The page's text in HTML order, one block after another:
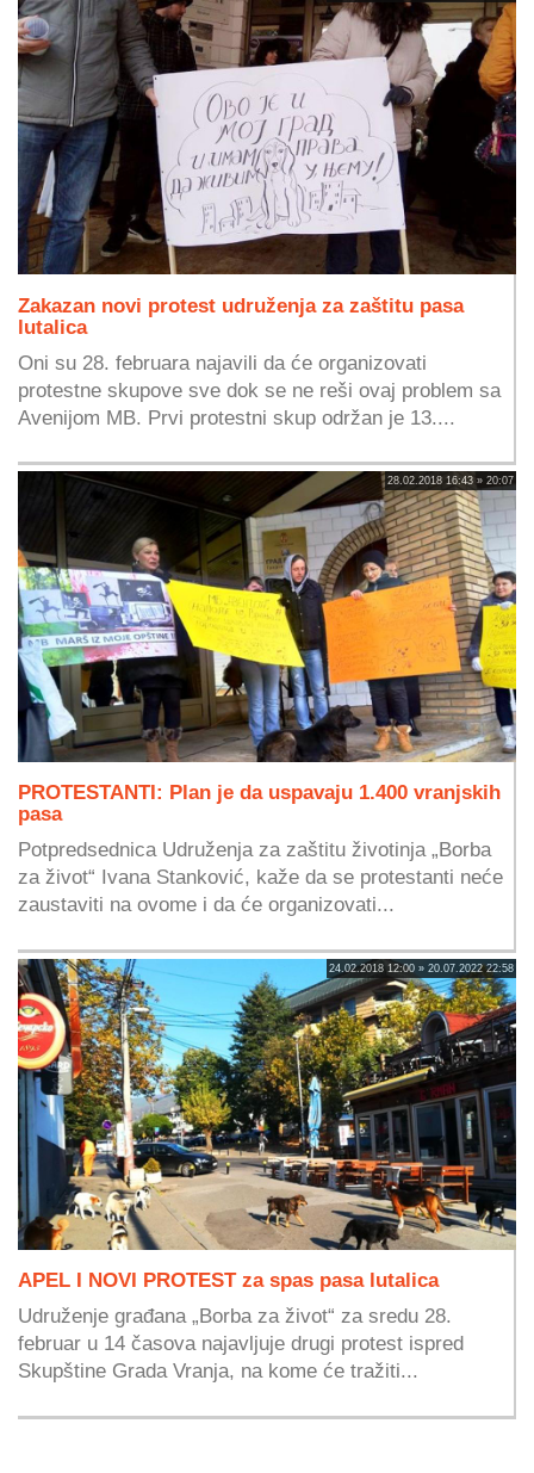
Zakazan novi protest udruženja za zaštitu pasa
lutalica
Oni su 28. februara najavili da će organizovati
protestne skupove sve dok se ne reši ovaj problem sa
Avenijom MB. Prvi protestni skup održan je 13....
28.02.2018 16:43 » 20:07
PROTESTANTI: Plan je da uspavaju 1.400 vranjskih
pasa
Potpredsednica Udruženja za zaštitu životinja „Borba
za život“ Ivana Stanković, kaže da se protestanti neće
zaustaviti na ovome i da će organizovati...
24.02.2018 12:00 » 20.07.2022 22:58
APEL I NOVI PROTEST za spas pasa lutalica
Udruženje građana „Borba za život“ za sredu 28.
februar u 14 časova najavljuje drugi protest ispred
Skupštine Grada Vranja, na kome će tražiti...